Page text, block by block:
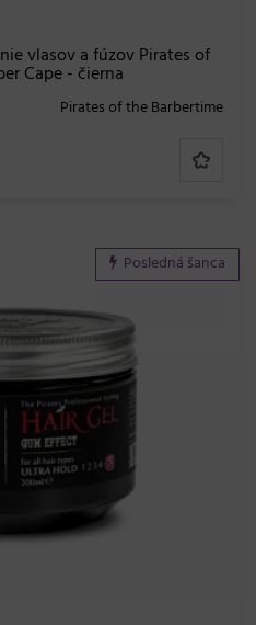
vlasov a fúzov Pirates of
Cape - čierna
Pirates of the Barbertime
Posledná šanca